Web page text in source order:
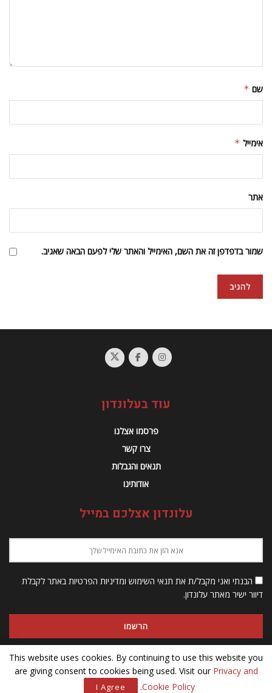
שם *
אימייל *
אתר
שמור בדפדפן זה את השם, האימייל והאתר שלי לפעם הבאה שאגיב.
עוד בעלונדון
פרסמו אצלנו
צרו קשר
תנאים והגבלות
אודותינו
עלונדון אצלכם במייל
הבנתי ואני מקבל/ת את תנאי השימוש ומדיניות הפרטיות באתר לקבלת
דיוור ישיר מאתר עלונדון.
This website uses cookies. By continuing to use this website you
are giving consent to cookies being used. Visit our Privacy and
Cookie Policy
.
I Agree